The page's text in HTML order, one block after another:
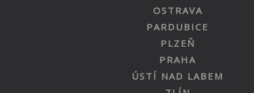
OSTRAVA
PARDUBICE
PLZEŇ
PRAHA
ÚSTÍ NAD LABEM